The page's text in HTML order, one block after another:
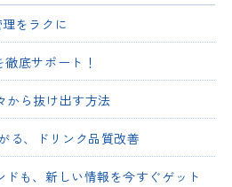
をラクに
底サポート！
から抜け出す方法
る、ドリンク品質改善
も、新しい情報を今すぐゲット